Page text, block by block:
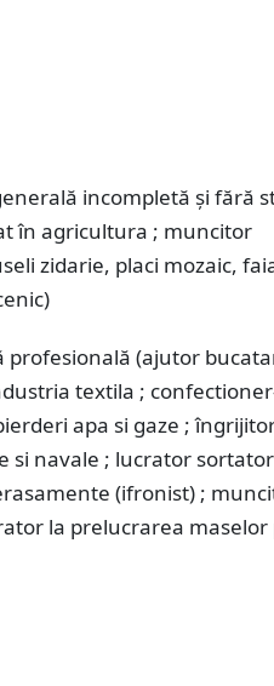
incompletă și fără
în agricultura ; muncitor
zidarie, placi mozaic,
profesională (ajutor
textila ;
apa si gaze ;
si navale ; lucrator
(ifronist) ;
la prelucrarea maselor